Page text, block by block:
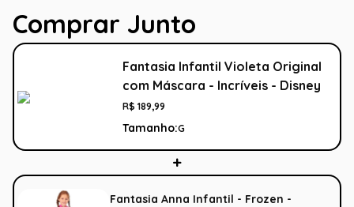
Comprar Junto
Fantasia Infantil Violeta Original
com Máscara - Incríveis - Disney
R$ 189,99
Tamanho:G
Fantasia Anna Infantil - Frozen -